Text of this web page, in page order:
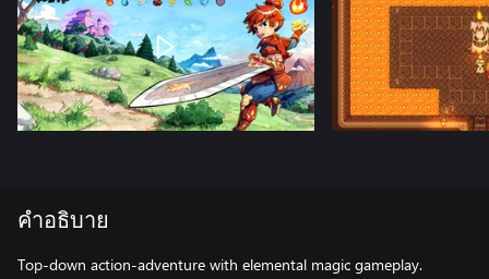
คำอธิบาย
Top-down action-adventure with elemental magic gameplay.